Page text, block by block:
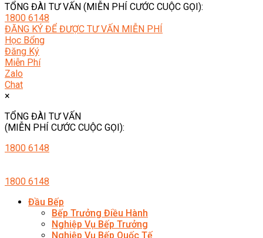
TỔNG ĐÀI TƯ VẤN (MIỄN PHÍ CƯỚC CUỘC GỌI):
1800 6148
ĐĂNG KÝ ĐỂ ĐƯỢC TƯ VẤN MIỄN PHÍ
Học Bổng
Đăng Ký
Miễn Phí
Zalo
Chat
×
TỔNG ĐÀI TƯ VẤN
(MIỄN PHÍ CƯỚC CUỘC GỌI):
1800 6148
1800 6148
Đầu Bếp
Bếp Trưởng Điều Hành
Nghiệp Vụ Bếp Trưởng
Nghiệp Vụ Bếp Quốc Tế